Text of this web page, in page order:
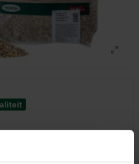
assortiment